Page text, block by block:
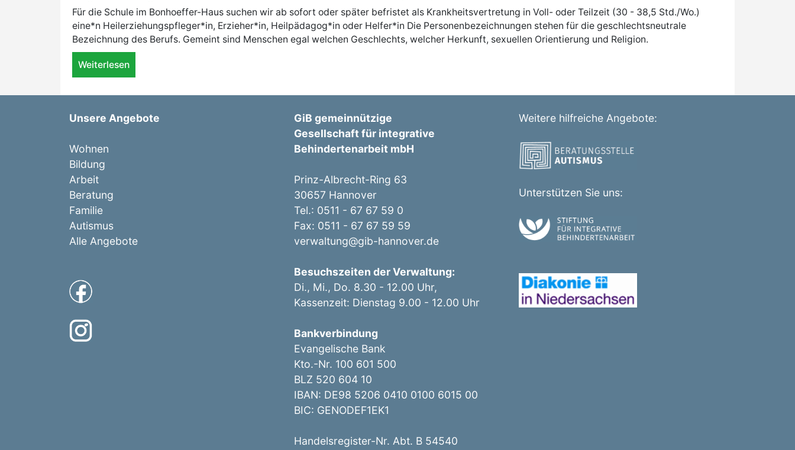
Für die Schule im Bonhoeffer-Haus suchen wir ab sofort oder später befristet als Krankheitsvertretung in Voll- oder Teilzeit (30 - 38,5 Std./Wo.)
eine*n Heilerziehungspfleger*in, Erzieher*in, Heilpädagog*in oder Helfer*in Die Personenbezeichnungen stehen für die geschlechtsneutrale
Bezeichnung des Berufs. Gemeint sind Menschen egal welchen Geschlechts, welcher Herkunft, sexuellen Orientierung und Religion.
Weiterlesen
Unsere Angebote
Wohnen
Bildung
Arbeit
Beratung
Familie
Autismus
Alle Angebote
GiB gemeinnützige
Gesellschaft für integrative
Behindertenarbeit mbH
Prinz-Albrecht-Ring 63
30657 Hannover
Tel.: 0511 - 67 67 59 0
Fax: 0511 - 67 67 59 59
verwaltung@gib-hannover.de
Besuchszeiten der Verwaltung:
Di., Mi., Do. 8.30 - 12.00 Uhr,
Kassenzeit: Dienstag 9.00 - 12.00 Uhr
Bankverbindung
Evangelische Bank
Kto.-Nr. 100 601 500
BLZ 520 604 10
IBAN: DE98 5206 0410 0100 6015 00
BIC: GENODEF1EK1
Handelsregister-Nr. Abt. B 54540
Weitere hilfreiche Angebote:
Unterstützen Sie uns: